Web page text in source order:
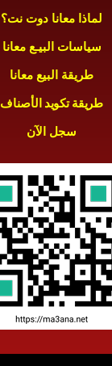
لماذا معانا دوت نت؟
سياسات البيـع معانا
طريقة البيع معانا
طريقة تكويد الأصناف
سجل الآن